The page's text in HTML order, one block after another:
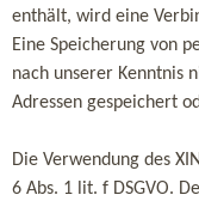
enthält, wird eine
Eine Speicherung von
nach unserer Kenntnis
Adressen gespeichert
Die Verwendung des
6 Abs. 1 lit. f DSGVO.